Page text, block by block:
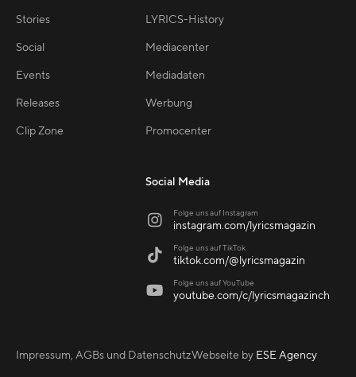
Stories
Social
Events
Releases
Clip Zone
LYRICS-History
Mediacenter
Mediadaten
Werbung
Promocenter
Social Media
 Folge uns auf Instagram
instagram.com/lyricsmagazin
 Folge uns auf TikTok
tiktok.com/@lyricsmagazin
 Folge uns auf YouTube
youtube.com/c/lyricsmagazinch
Impressum, AGBs und DatenschutzWebseite by ESE Agency